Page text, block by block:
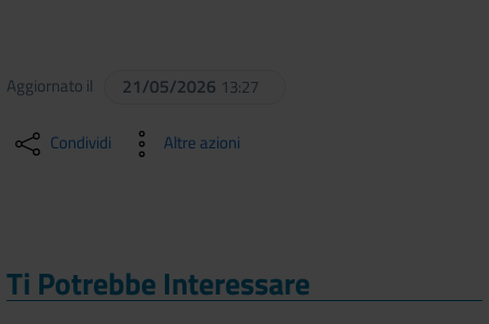
Aggiornato il 21/05/2026 13:27
Condividi Altre azioni
Ti Potrebbe Interessare